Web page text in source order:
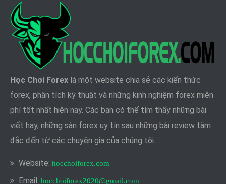
Học Chơi Forex là một website chia sẻ các kiến thức
forex, phân tích kỹ thuật và những kinh nghiệm forex miễn
phí tốt nhất hiện nay. Các bạn có thể tìm thấy những bài
viết hay, những sàn forex uy tín sau những bài review tâm
đắc đến từ các chuyên gia của chúng tôi.
Website: hocchoiforex.com
Email: hocchoiforex2020@gmail.com